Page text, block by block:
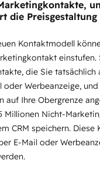
die
Kontaktmodell
einstufen.
die Sie tatsächlich
oder Werbeanzeige,
auf Ihre Obergrenze
Millionen Nicht-
CRM speichern. Diese
E-Mail oder